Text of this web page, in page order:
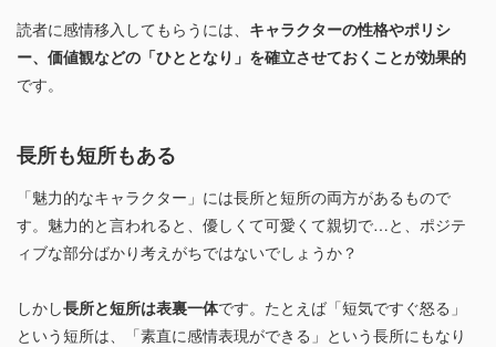
読者に感情移入してもらうには、 キャラクターの性格やポリシ
ー、価値観などの「ひととなり」を確立させておくことが効果的
です。
長所も短所もある
「魅力的なキャラクター」には長所と短所の両方があるもので
す。魅力的と言われると、優しくて可愛くて親切で…と、ポジテ
ィブな部分ばかり考えがちではないでしょうか？
しかし長所と短所は表裏一体です。たとえば「短気ですぐ怒る」
という短所は、「素直に感情表現ができる」という長所にもなり